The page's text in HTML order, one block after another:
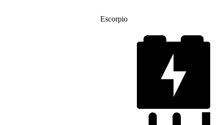
Escorpio